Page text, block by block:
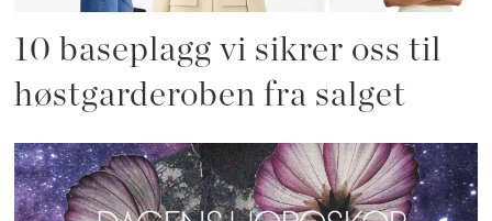
10 baseplagg vi sikrer oss til
høstgarderoben fra salget